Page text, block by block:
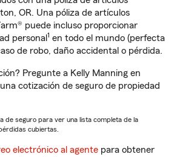
OR. Una póliza de artículos
puede incluso proporcionar
personal 1 en todo el mundo (perfecta
de robo, daño accidental o pérdida.
Pregunte a Kelly Manning en
cotización de seguro de propiedad
de seguro para ver una lista completa de la
cubiertas.
electrónico al agente para obtener